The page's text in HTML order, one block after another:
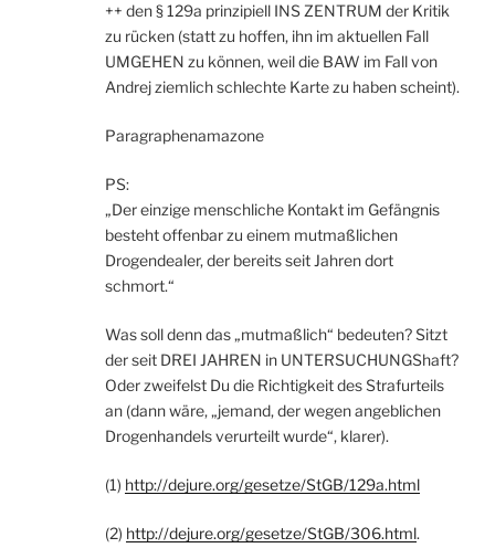
++ den § 129a prinzipiell INS ZENTRUM der Kritik
zu rücken (statt zu hoffen, ihn im aktuellen Fall
UMGEHEN zu können, weil die BAW im Fall von
Andrej ziemlich schlechte Karte zu haben scheint).
Paragraphenamazone
PS:
„Der einzige menschliche Kontakt im Gefängnis
besteht offenbar zu einem mutmaßlichen
Drogendealer, der bereits seit Jahren dort
schmort.“
Was soll denn das „mutmaßlich“ bedeuten? Sitzt
der seit DREI JAHREN in UNTERSUCHUNGShaft?
Oder zweifelst Du die Richtigkeit des Strafurteils
an (dann wäre, „jemand, der wegen angeblichen
Drogenhandels verurteilt wurde“, klarer).
(1) http://dejure.org/gesetze/StGB/129a.html
(2) http://dejure.org/gesetze/StGB/306.html.